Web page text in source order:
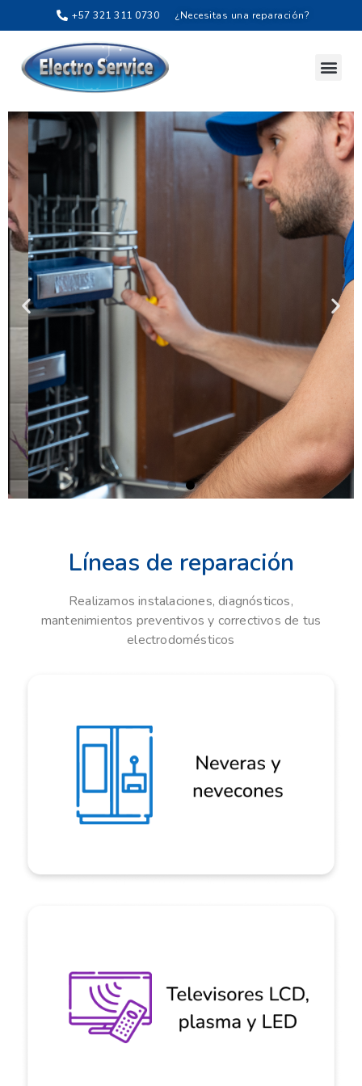
+57​​ 321 311 0730 ¿Necesitas una reparación?
Garantía
Garantía sobre los arreglos y
repuestos de hasta 6 meses
Agendar cita
Líneas de reparación
Realizamos instalaciones, diagnósticos,
mantenimientos preventivos y correctivos de tus
electrodomésticos